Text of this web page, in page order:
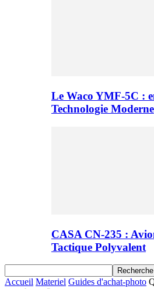
Le Waco YMF-5C :
Technologie Moderne
CASA CN-235 :
Tactique Polyvalent
Accueil Materiel Guides d'achat-photo